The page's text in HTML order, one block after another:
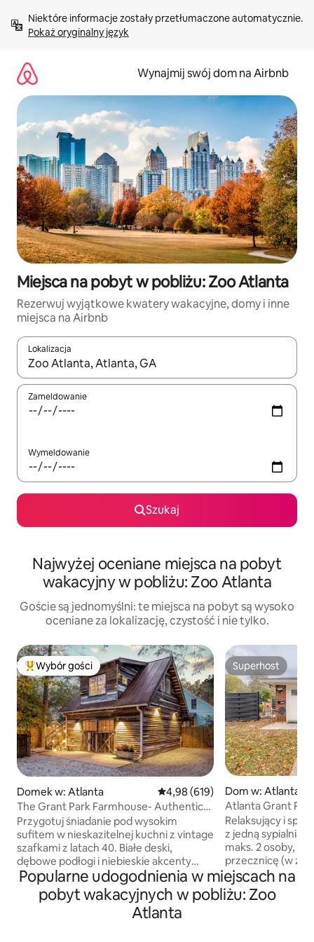
treści Pokaż oryginalny język
Wynajmij swój dom na Airbnb
Miejsca na pobyt w pobliżu: Zoo Atlanta
Rezerwuj wyjątkowe kwatery wakacyjne, domy i inne
miejsca na Airbnb
Lokalizacja
Gdy wyniki będą dostępne, możesz poruszać się po nich za
Zameldowanie
Wymeldowanie
Szukaj
Najwyżej oceniane miejsca na pobyt
wakacyjny w pobliżu: Zoo Atlanta
Goście są jednomyślni: te miejsca na pobyt są wysoko
oceniane za lokalizację, czystość i nie tylko.
Najpopularniejsze z kategorii Wybór gości
Wybór gości
Domek w: Atlanta Średnia ocena: 4,98 na 5, liczba
4,98 (619)
The Grant Park Farmhouse- Authentic
Southern Charm
Przygotuj śniadanie pod wysokim
sufitem w nieskazitelnej kuchni z vintage
szafkami z latach 40. Białe deski,
dębowe podłogi i niebieskie akcenty
sprawiają, że ten wspaniały dom jest
przesiąknięty historycznym urokiem.
Spodziewaj się naturalnego światła
wpadającego przez piękne witraże.
Superhost
Superhost
Dom w: Atlanta
Atlanta Grant
Relaksujący i
z jedną sypialnią,
maks. 2 osoby,
przecznicę (w
spaceru) od
i ogrodu zoologicznego. W
można łatwo
Popularne udogodnienia w miejscach na
pobyt wakacyjnych w pobliżu: Zoo
Atlanta